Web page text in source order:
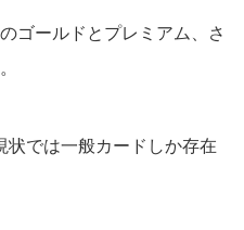
ゴールドとプレミアム、さ
では一般カードしか存在